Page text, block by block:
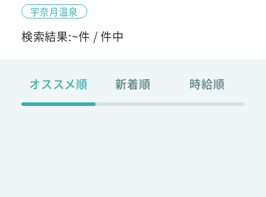
宇奈月温泉
検索結果:~件 /件中
オススメ順 新着順 時給順